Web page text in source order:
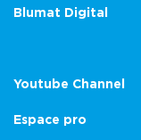
Blumat Digital
Youtube Channel
Espace pro